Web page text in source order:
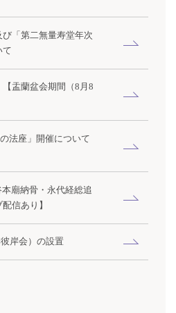
び「第二無量寿堂年次
て
盂蘭盆会期間（8月8
法座」開催について
廟納骨・永代経総追
信あり】
岸会）の設置